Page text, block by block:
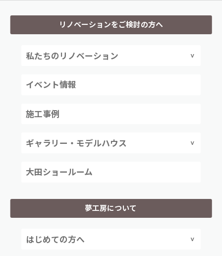
リノベーションをご検討の方へ
私たちのリノベーション
イベント情報
施工事例
ギャラリー・モデルハウス
大田ショールーム
夢工房について
はじめての方へ